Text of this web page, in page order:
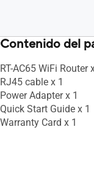
IEEE 802.11g
IEEE 802.11a
Contenido del
RT-AC65 WiFi Router
RJ45 cable x 1
Power Adapter x 1
Quick Start Guide x 1
Warranty Card x 1